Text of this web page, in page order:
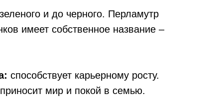
и до черного. Перламутр
имеет собственное название –
способствует карьерному росту.
мир и покой в семью.